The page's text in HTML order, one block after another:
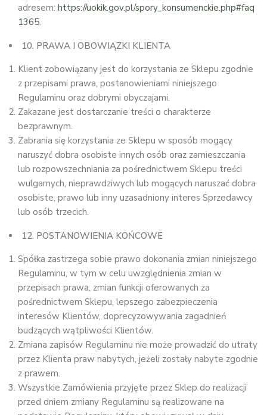
adresem: https://uokik.gov.pl/spory_konsumenckie.php#faq
1365.
10. PRAWA I OBOWIĄZKI KLIENTA
Klient zobowiązany jest do korzystania ze Sklepu zgodnie
z przepisami prawa, postanowieniami niniejszego
Regulaminu oraz dobrymi obyczajami.
Zakazane jest dostarczanie treści o charakterze
bezprawnym.
Zabrania się korzystania ze Sklepu w sposób mogący
naruszyć dobra osobiste innych osób oraz zamieszczania
lub rozpowszechniania za pośrednictwem Sklepu treści
wulgarnych, nieprawdziwych lub mogących naruszać dobra
osobiste, prawo lub inny uzasadniony interes Sprzedawcy
lub osób trzecich.
12. POSTANOWIENIA KOŃCOWE
Spółka zastrzega sobie prawo dokonania zmian niniejszego
Regulaminu, w tym w celu uwzględnienia zmian w
przepisach prawa, zmian funkcji oferowanych za
pośrednictwem Sklepu, lepszego zabezpieczenia
interesów Klientów, doprecyzowywania zagadnień
budzących wątpliwości Klientów.
Zmiana zapisów Regulaminu nie może prowadzić do utraty
przez Klienta praw nabytych, jeżeli zostały nabyte zgodnie
z prawem.
Wszystkie Zamówienia przyjęte przez Sklep do realizacji
przed dniem zmiany Regulaminu są realizowane na